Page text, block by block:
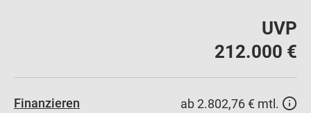
UVP
212.000 €
Finanzieren ab 2.802,76 € mtl.